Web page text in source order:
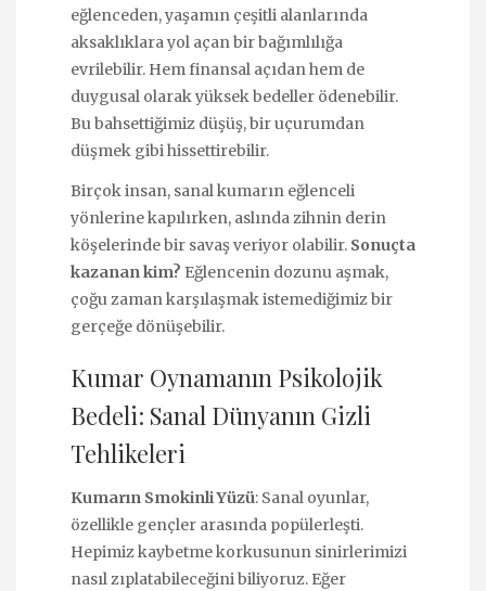
eğlenceden, yaşamın çeşitli alanlarında
aksaklıklara yol açan bir bağımlılığa
evrilebilir. Hem finansal açıdan hem de
duygusal olarak yüksek bedeller ödenebilir.
Bu bahsettiğimiz düşüş, bir uçurumdan
düşmek gibi hissettirebilir.
Birçok insan, sanal kumarın eğlenceli
yönlerine kapılırken, aslında zihnin derin
köşelerinde bir savaş veriyor olabilir. Sonuçta
kazanan kim? Eğlencenin dozunu aşmak,
çoğu zaman karşılaşmak istemediğimiz bir
gerçeğe dönüşebilir.
Kumar Oynamanın Psikolojik
Bedeli: Sanal Dünyanın Gizli
Tehlikeleri
Kumarın Smokinli Yüzü: Sanal oyunlar,
özellikle gençler arasında popülerleşti.
Hepimiz kaybetme korkusunun sinirlerimizi
nasıl zıplatabileceğini biliyoruz. Eğer